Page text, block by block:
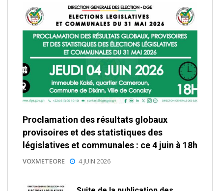
Proclamation des résultats globaux
provisoires et des statistiques des
législatives et communales : ce 4 juin à 18h
VOXMETEORE 4 JUIN 2026